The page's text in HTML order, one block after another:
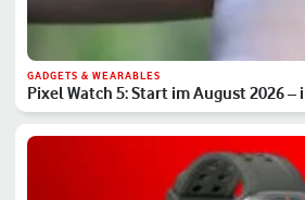
GADGETS & WEARABLES
Pixel Watch 5: Start im August 2026 –